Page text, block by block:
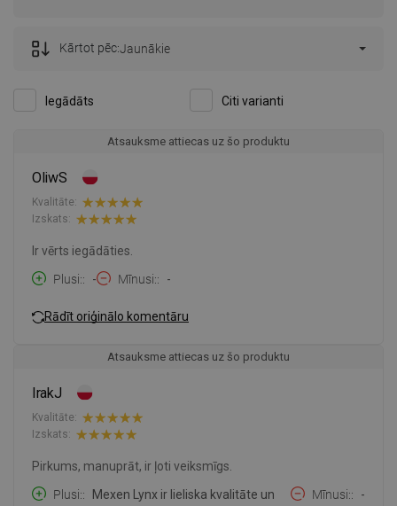
Iegādāts Citi varianti
Kārtot pēc:Jaunākie
Atsauksme attiecas uz šo produktu
OliwS
Kvalitāte:
Izskats:
Ir vērts iegādāties.
Plusi:
- Mīnusi: -
Rādīt oriģinālo komentāru
Atsauksme attiecas uz šo produktu
IrakJ
Kvalitāte:
Izskats:
Pirkums, manuprāt, ir ļoti veiksmīgs.
Plusi:
Mexen Lynx ir lieliska kvalitāte un
Mīnusi: -